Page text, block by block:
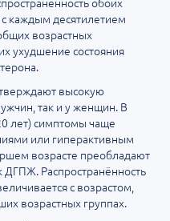
каждым десятилетием
возрастных
ухудшение состояния
высокую
так и у женщин. В
лет) симптомы чаще
или гиперактивным
возрасте преобладают
ДГПЖ. Распространённость
с возрастом,
возрастных группах.